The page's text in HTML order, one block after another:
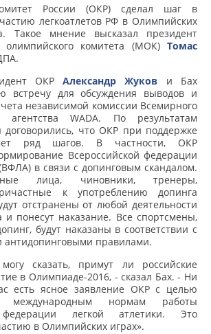
России (ОКР) сделал шаг в
легкоатлетов РФ в Олимпийских
Такое мнение высказал президент
олимпийского комитета (МОК) Томас
ОКРАлександр Жуков и Бах
встречу для обсуждения выводов и
независимой комиссии Всемирного
агентства WADA. По результатам
договорились, что ОКР при поддержке
ряд шагов. В частности, ОКР
Всероссийской федерации
в связи с допинговым скандалом.
лица, чиновники, тренеры,
к употреблению допинга
отстранены от любой деятельности
и понесут наказание. Все спортсмены,
будут наказаны в соответствии с
правилами.
сказать, примут ли российские
в Олимпиаде-2016, - сказал Бах. - Ни
есть ясное заявление ОКР с целью
международным нормам работы
легкой атлетики. Это
в Олимпийских играх».